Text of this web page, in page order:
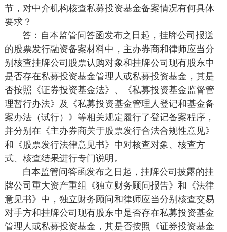
节，对中介机构核查私募投资基金备案情况有何具体
要求？
答：自本监管问答函发布之日起，挂牌公司报送
的股票发行融资备案材料中，主办券商和律师应当分
别核查挂牌公司股票认购对象和挂牌公司现有股东中
是否存在私募投资基金管理人或私募投资基金，其是
否按照《证券投资基金法》、《私募投资基金监督管
理暂行办法》及《私募投资基金管理人登记和基金备
案办法（试行）》等相关规定履行了登记备案程序，
并分别在《主办券商关于股票发行合法合规性意见》
和《股票发行法律意见书》中对核查对象、核查方
式、核查结果进行专门说明。
自本监管问答函发布之日起，挂牌公司披露的挂
牌公司重大资产重组《独立财务顾问报告》和《法律
意见书》中，独立财务顾问和律师应当分别核查交易
对手方和挂牌公司现有股东中是否存在私募投资基金
管理人或私募投资基金，其是否按照《证券投资基金